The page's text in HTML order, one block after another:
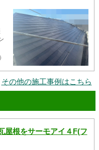
その他の施工事例はこちら
屋根をサーモアイ４F(フ